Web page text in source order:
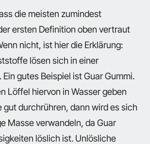
die meisten zumindest
ersten Definition oben vertraut
nicht, ist hier die Erklärung:
lösen sich in einer
Ein gutes Beispiel ist Guar Gummi.
Löffel hiervon in Wasser geben
gut durchrühren, dann wird es sich
Masse verwandeln, da Guar
löslich ist. Unlösliche